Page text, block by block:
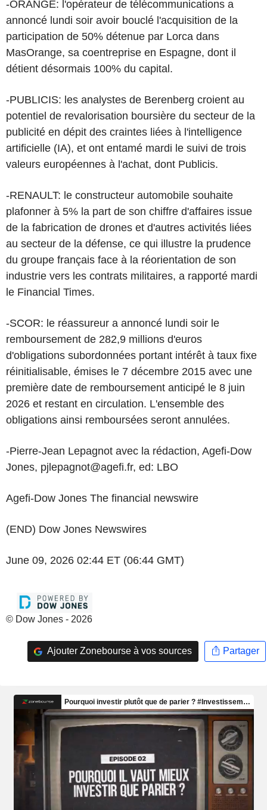
-ORANGE: l'opérateur de télécommunications a
annoncé lundi soir avoir bouclé l'acquisition de la
participation de 50% détenue par Lorca dans
MasOrange, sa coentreprise en Espagne, dont il
détient désormais 100% du capital.
-PUBLICIS: les analystes de Berenberg croient au
potentiel de revalorisation boursière du secteur de la
publicité en dépit des craintes liées à l'intelligence
artificielle (IA), et ont entamé mardi le suivi de trois
valeurs européennes à l'achat, dont Publicis.
-RENAULT: le constructeur automobile souhaite
plafonner à 5% la part de son chiffre d'affaires issue
de la fabrication de drones et d'autres activités liées
au secteur de la défense, ce qui illustre la prudence
du groupe français face à la réorientation de son
industrie vers les contrats militaires, a rapporté mardi
le Financial Times.
-SCOR: le réassureur a annoncé lundi soir le
remboursement de 282,9 millions d'euros
d'obligations subordonnées portant intérêt à taux fixe
réinitialisable, émises le 7 décembre 2015 avec une
première date de remboursement anticipé le 8 juin
2026 et restant en circulation. L'ensemble des
obligations ainsi remboursées seront annulées.
-Pierre-Jean Lepagnot avec la rédaction, Agefi-Dow
Jones, pjlepagnot@agefi.fr, ed: LBO
Agefi-Dow Jones The financial newswire
(END) Dow Jones Newswires
June 09, 2026 02:44 ET (06:44 GMT)
© Dow Jones - 2026
Ajouter Zonebourse à vos sources Partager